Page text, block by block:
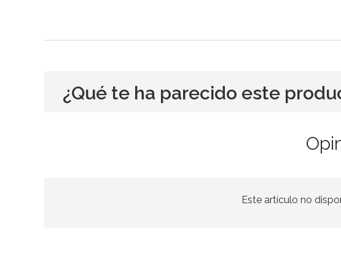
¿Qué te ha parecido este
Este artículo no